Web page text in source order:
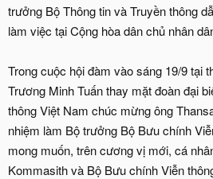
trưởng Bộ Thông tin và Truyền thông
làm việc tại Cộng hòa dân chủ nhân
Trong cuộc hội đàm vào sáng 19/9 tại
Trương Minh Tuấn thay mặt đoàn đại
thông Việt Nam chúc mừng ông
nhiệm làm Bộ trưởng Bộ Bưu chính
mong muốn, trên cương vị mới, cá
Kommasith và Bộ Bưu chính Viễn